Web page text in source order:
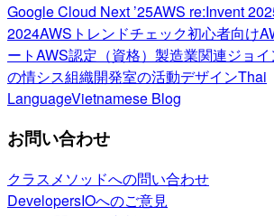
Google Cloud Next ’25AWS re:Invent
2024AWSトレンドチェック初心者向け
ートAWS認定（資格） 製造業関連ジョ
の情シス組織開発室の活動デザインThai
LanguageVietnamese Blog
お問い合わせ
クラスメソッドへの問い合わせ
DevelopersIOへのご意見